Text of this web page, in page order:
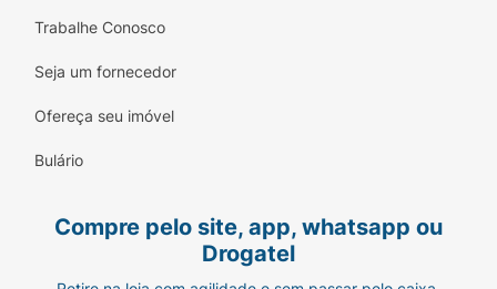
Trabalhe Conosco
Seja um fornecedor
Ofereça seu imóvel
Bulário
Compre pelo site, app, whatsapp ou
Drogatel